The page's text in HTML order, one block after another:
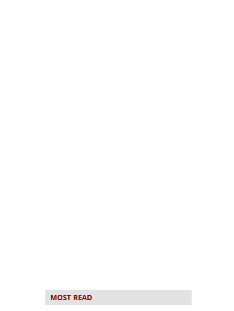
MOST READ